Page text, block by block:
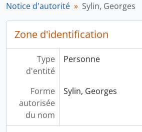
Notice d'autorité Sylin, Georges
Zone d'identification
Type
d'entité
Personne
Forme
autorisée
du nom
Sylin, Georges